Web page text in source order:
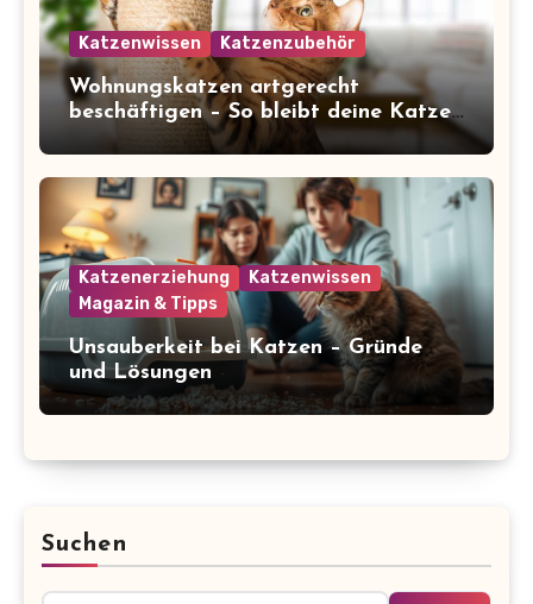
Katzenwissen Katzenzubehör
Wohnungskatzen artgerecht
beschäftigen – So bleibt deine Katze
glücklich und gesund
Katzenerziehung
Katzenwissen
Magazin & Tipps
Unsauberkeit bei Katzen – Gründe
und Lösungen
Suchen